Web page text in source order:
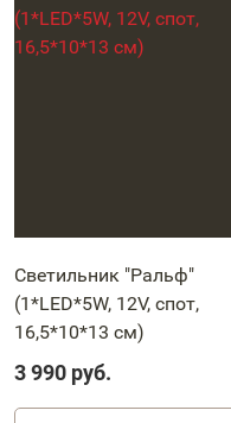
Светильник "Ральф"
(1*LED*5W, 12V, спот,
16,5*10*13 см)
3 990 руб.